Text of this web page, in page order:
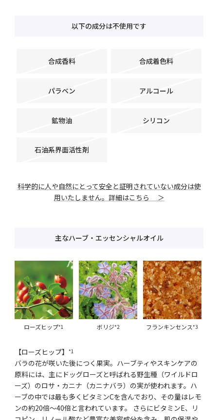
以下の成分は不使用です
合成香料 合成着色料
パラベン アルコール
鉱物油 シリコン
石油系界面活性剤
科学的に人や自然にとって安全と証明されていない成分は使
用いたしません。詳細はこちら ＞
主なハーブ・エッセンシャルオイル
ローズヒップ*1 ボリジ*2 フランキンセンス*3
【ローズヒップ】*1
バラの花が咲いた後につく果実。ハーブティやスキンケアの
原料には、主にドッグローズと呼ばれる野生種（ワイルドロ
ーズ）のロサ・カニナ（カニナバラ）の実が使われます。ハ
ーブの中では最も多くビタミンCを含んでおり、その量はレモ
ンの約20倍～40倍と言われています。 さらにビタミンE、リ